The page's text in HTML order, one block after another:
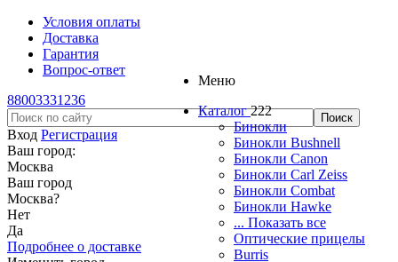
Условия оплаты
Доставка
Гарантия
Вопрос-ответ
88003331236
Вход Регистрация
Ваш город:
Москва
Ваш город
Москва?
Нет
Да
Подробнее о доставке
Меню
Каталог 222
Бинокли
Бинокли Bushnell
Бинокли Canon
Бинокли Carl Zeiss
Бинокли Combat
Бинокли Hawke
... Показать все
Оптические прицелы
Burris